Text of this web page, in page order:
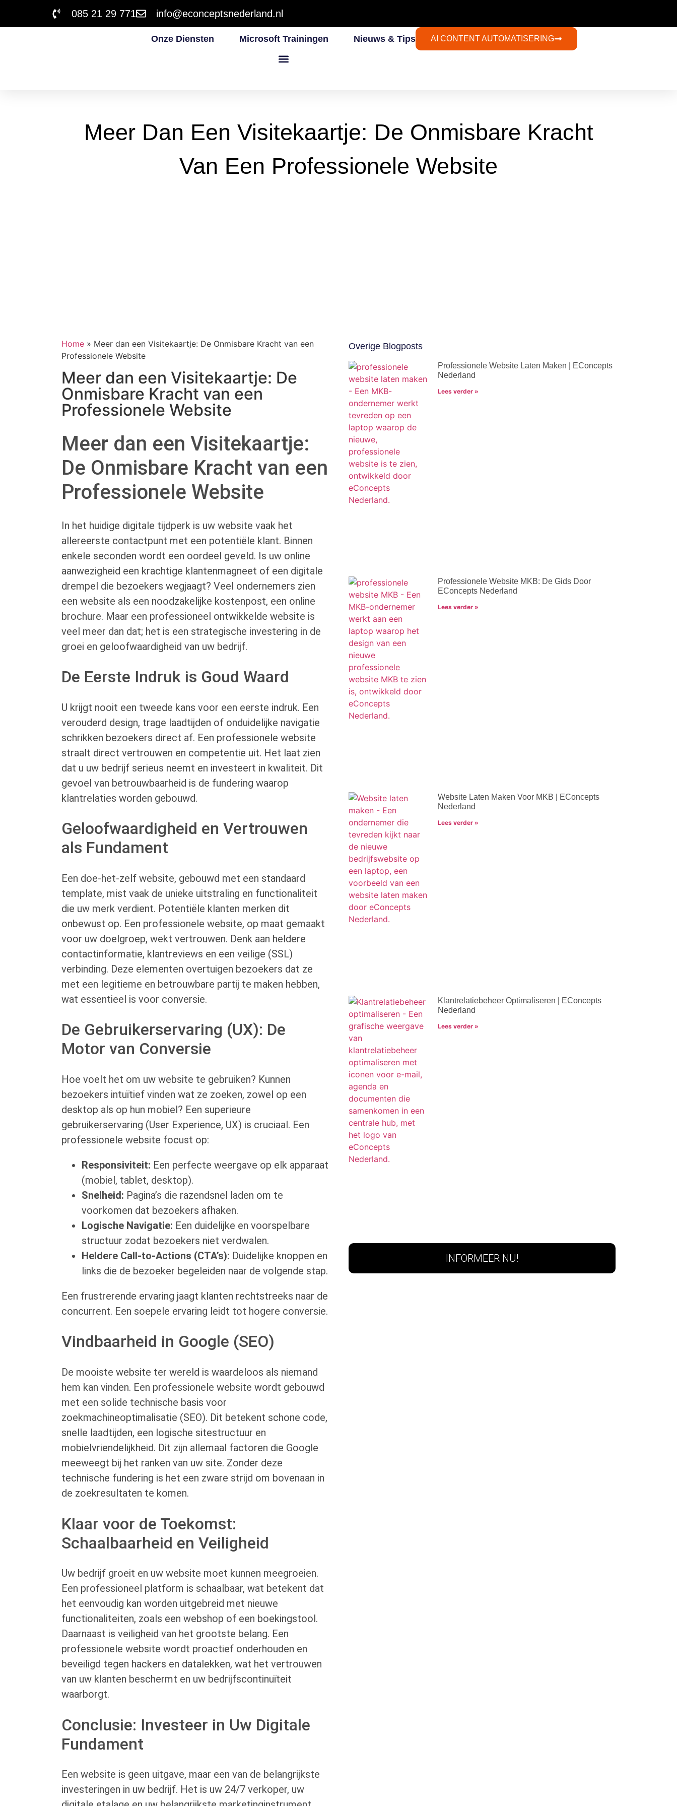
085 21 29 771 info@econceptsnederland.nl
Onze Diensten Microsoft Trainingen Nieuws & Tips AI CONTENT AUTOMATISERING​
Meer Dan Een Visitekaartje: De Onmisbare Kracht
Van Een Professionele Website
Home » Meer dan een Visitekaartje: De Onmisbare Kracht van een
Professionele Website
Meer dan een Visitekaartje: De
Onmisbare Kracht van een
Professionele Website
Meer dan een Visitekaartje:
De Onmisbare Kracht van een
Professionele Website
In het huidige digitale tijdperk is uw website vaak het
allereerste contactpunt met een potentiële klant. Binnen
enkele seconden wordt een oordeel geveld. Is uw online
aanwezigheid een krachtige klantenmagneet of een digitale
drempel die bezoekers wegjaagt? Veel ondernemers zien
een website als een noodzakelijke kostenpost, een online
brochure. Maar een professioneel ontwikkelde website is
veel meer dan dat; het is een strategische investering in de
groei en geloofwaardigheid van uw bedrijf.
De Eerste Indruk is Goud Waard
U krijgt nooit een tweede kans voor een eerste indruk. Een
verouderd design, trage laadtijden of onduidelijke navigatie
schrikken bezoekers direct af. Een professionele website
straalt direct vertrouwen en competentie uit. Het laat zien
dat u uw bedrijf serieus neemt en investeert in kwaliteit. Dit
gevoel van betrouwbaarheid is de fundering waarop
klantrelaties worden gebouwd.
Geloofwaardigheid en Vertrouwen
als Fundament
Een doe-het-zelf website, gebouwd met een standaard
template, mist vaak de unieke uitstraling en functionaliteit
die uw merk verdient. Potentiële klanten merken dit
onbewust op. Een professionele website, op maat gemaakt
voor uw doelgroep, wekt vertrouwen. Denk aan heldere
contactinformatie, klantreviews en een veilige (SSL)
verbinding. Deze elementen overtuigen bezoekers dat ze
met een legitieme en betrouwbare partij te maken hebben,
wat essentieel is voor conversie.
De Gebruikerservaring (UX): De
Motor van Conversie
Hoe voelt het om uw website te gebruiken? Kunnen
bezoekers intuïtief vinden wat ze zoeken, zowel op een
desktop als op hun mobiel? Een superieure
gebruikerservaring (User Experience, UX) is cruciaal. Een
professionele website focust op:
Responsiviteit: Een perfecte weergave op elk apparaat
(mobiel, tablet, desktop).
Snelheid: Pagina’s die razendsnel laden om te
voorkomen dat bezoekers afhaken.
Logische Navigatie: Een duidelijke en voorspelbare
structuur zodat bezoekers niet verdwalen.
Heldere Call-to-Actions (CTA’s): Duidelijke knoppen en
links die de bezoeker begeleiden naar de volgende stap.
Een frustrerende ervaring jaagt klanten rechtstreeks naar de
concurrent. Een soepele ervaring leidt tot hogere conversie.
Vindbaarheid in Google (SEO)
De mooiste website ter wereld is waardeloos als niemand
hem kan vinden. Een professionele website wordt gebouwd
met een solide technische basis voor
zoekmachineoptimalisatie (SEO). Dit betekent schone code,
snelle laadtijden, een logische sitestructuur en
mobielvriendelijkheid. Dit zijn allemaal factoren die Google
meeweegt bij het ranken van uw site. Zonder deze
technische fundering is het een zware strijd om bovenaan in
de zoekresultaten te komen.
Klaar voor de Toekomst:
Schaalbaarheid en Veiligheid
Uw bedrijf groeit en uw website moet kunnen meegroeien.
Een professioneel platform is schaalbaar, wat betekent dat
het eenvoudig kan worden uitgebreid met nieuwe
functionaliteiten, zoals een webshop of een boekingstool.
Daarnaast is veiligheid van het grootste belang. Een
professionele website wordt proactief onderhouden en
beveiligd tegen hackers en datalekken, wat het vertrouwen
van uw klanten beschermt en uw bedrijfscontinuïteit
waarborgt.
Conclusie: Investeer in Uw Digitale
Fundament
Een website is geen uitgave, maar een van de belangrijkste
investeringen in uw bedrijf. Het is uw 24/7 verkoper, uw
Overige Blogposts
Professionele Website Laten Maken | EConcepts
Nederland
Lees verder »
Professionele Website MKB: De Gids Door
EConcepts Nederland
Lees verder »
Website Laten Maken Voor MKB | EConcepts
Nederland
Lees verder »
Klantrelatiebeheer Optimaliseren | EConcepts
Nederland
Lees verder »
INFORMEER NU!